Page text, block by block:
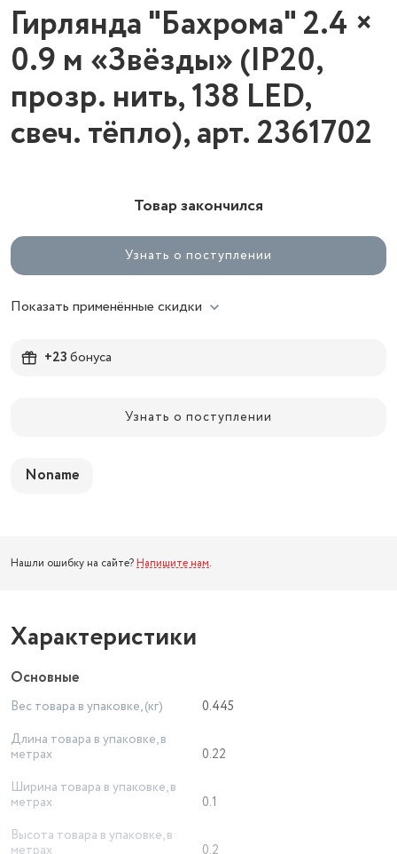
Гирлянда "Бахрома" 2.4 ×
0.9 м «Звёзды» (IP20,
прозр. нить, 138 LED,
свеч. тёпло), арт. 2361702
Товар закончился
Узнать о поступлении
Показать применённые скидки
+23бонуса
Узнать о поступлении
Noname
Нашли ошибку на сайте? Напишите нам.
Характеристики
Основные
Вес товара в упаковке, (кг)
0.445
Длина товара в упаковке, в
метрах
0.22
Ширина товара в упаковке, в
метрах
0.1
Высота товара в упаковке, в
метрах
0.2